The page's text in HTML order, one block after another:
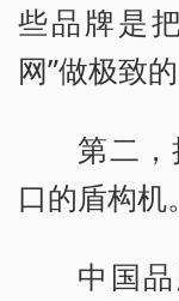
些品牌是
网”做极致
第二
口的盾构机。
中国